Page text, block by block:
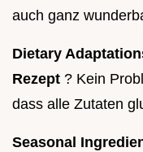
auch ganz
Dietary
Rezept ? Kein
dass alle Zutaten
Seasonal